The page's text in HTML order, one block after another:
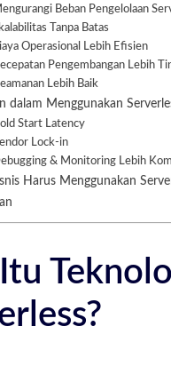
Beban Pengelolaan
Tanpa Batas
Operasional Lebih Efisien
Pengembangan Lebih
Lebih Baik
dalam Menggunakan
Start Latency
Lock-in
& Monitoring Lebih
Harus Menggunakan